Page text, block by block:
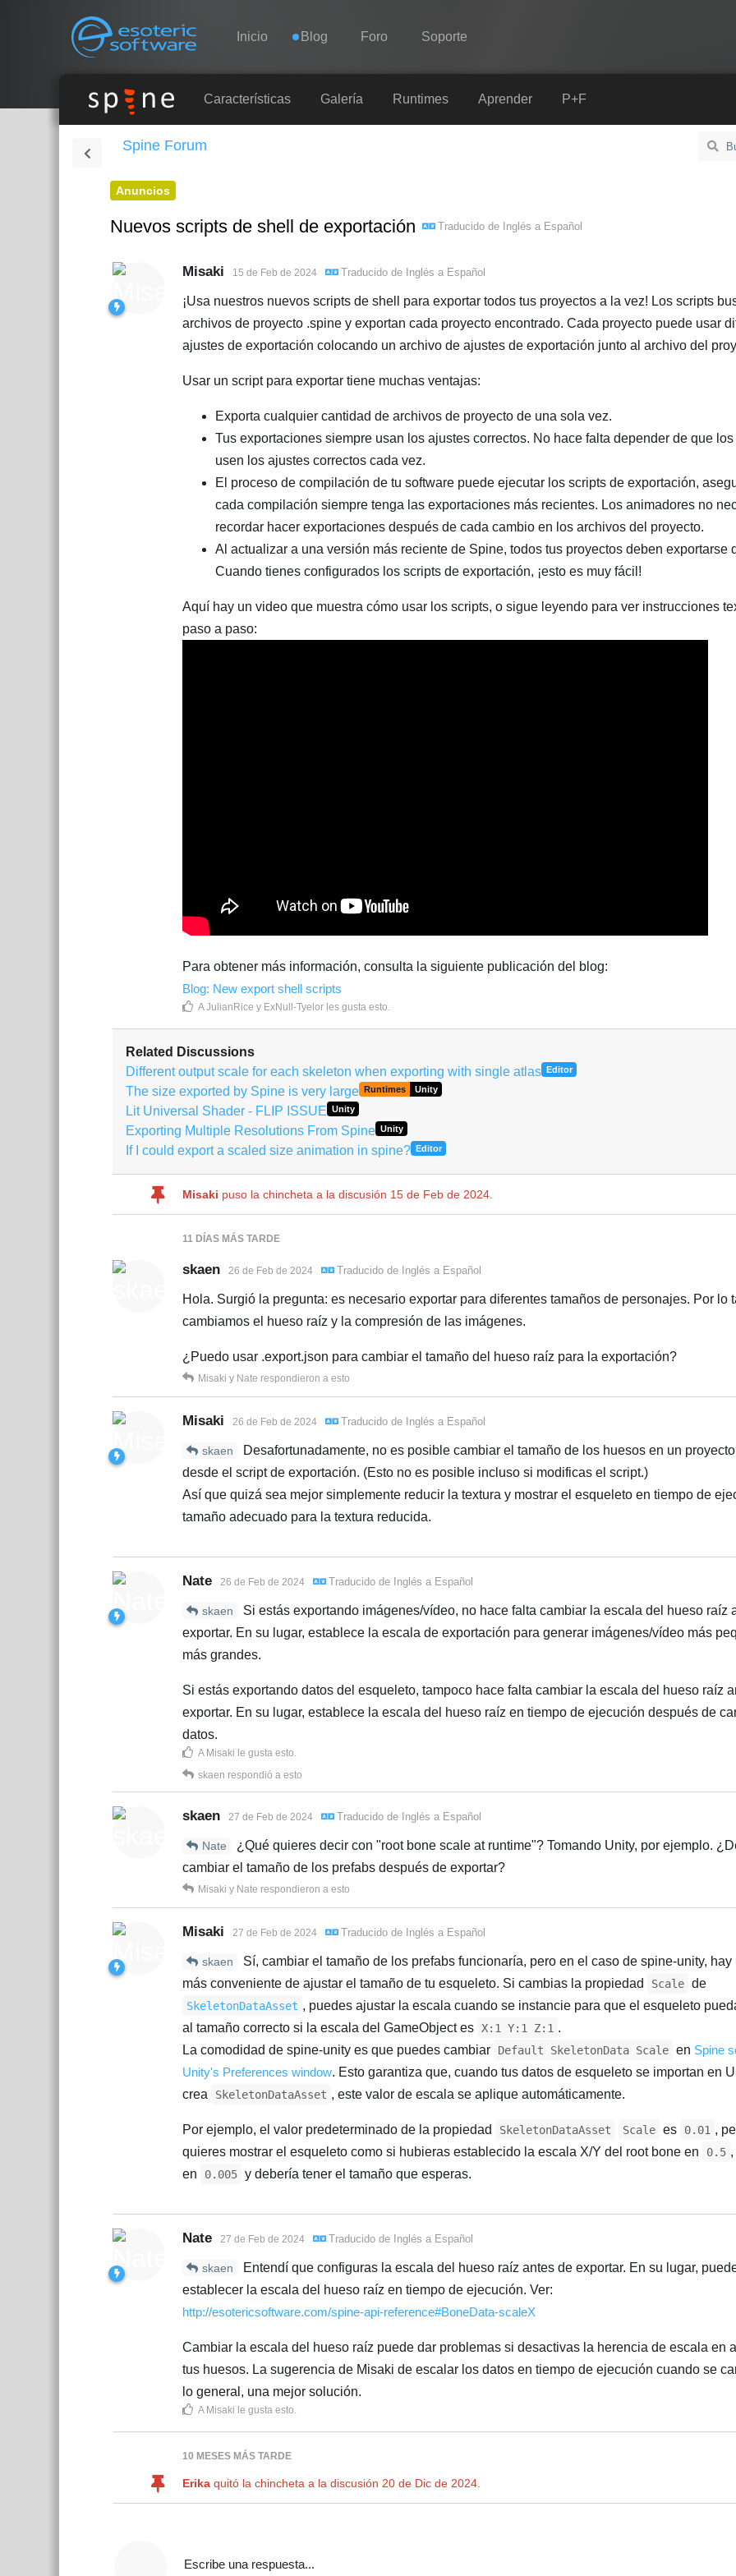
Esoteric Software
Navigation Inicio Blog Foro Soporte
Spine
Aprender
P+F
Probar ahora
Comprar
Características Galería Runtimes Aprender P+F
Spine Forum
Anuncios
Nuevos scripts de shell de exportación Traducido de Inglés a Español
Misaki 15 de Feb de 2024 Traducido de Inglés a Español
¡Usa nuestros nuevos scripts de shell para exportar todos tus proyectos a la vez! Los scripts
archivos de proyecto .spine y exportan cada proyecto encontrado. Cada proyecto puede usar
ajustes de exportación colocando un archivo de ajustes de exportación junto al archivo del
Usar un script para exportar tiene muchas ventajas:
Exporta cualquier cantidad de archivos de proyecto de una sola vez.
Tus exportaciones siempre usan los ajustes correctos. No hace falta depender de que
usen los ajustes correctos cada vez.
El proceso de compilación de tu software puede ejecutar los scripts de exportación,
cada compilación siempre tenga las exportaciones más recientes. Los animadores no
recordar hacer exportaciones después de cada cambio en los archivos del proyecto.
Al actualizar a una versión más reciente de Spine, todos tus proyectos deben exportarse
Cuando tienes configurados los scripts de exportación, ¡esto es muy fácil!
Aquí hay un video que muestra cómo usar los scripts, o sigue leyendo para ver instrucciones
paso a paso:
Para obtener más información, consulta la siguiente publicación del blog:
Blog: New export shell scripts
AJulianRice y ExNull-Tyelor les gusta esto.
Related Discussions
Different output scale for each skeleton when exporting with single atlas Editor
The size exported by Spine is very large Runtimes Unity
Lit Universal Shader - FLIP ISSUE Unity
Exporting Multiple Resolutions From Spine Unity
If I could export a scaled size animation in spine? Editor
Misaki puso la chincheta a la discusión 15 de Feb de 2024
11 DÍAS MÁS TARDE
skaen 26 de Feb de 2024 Traducido de Inglés a Español
Hola. Surgió la pregunta: es necesario exportar para diferentes tamaños de personajes. Por lo
cambiamos el hueso raíz y la compresión de las imágenes.
¿Puedo usar .export.json para cambiar el tamaño del hueso raíz para la exportación?
Misaki y Nate respondieron a esto
Misaki 26 de Feb de 2024 Traducido de Inglés a Español
skaen
Desafortunadamente, no es posible cambiar el tamaño de los huesos en un
desde el script de exportación. (Esto no es posible incluso si modificas el script.)
Así que quizá sea mejor simplemente reducir la textura y mostrar el esqueleto en tiempo de
tamaño adecuado para la textura reducida.
Nate 26 de Feb de 2024 Traducido de Inglés a Español
skaen
Si estás exportando imágenes/vídeo, no hace falta cambiar la escala del hueso raíz
exportar. En su lugar, establece la escala de exportación para generar imágenes/vídeo más
más grandes.
Si estás exportando datos del esqueleto, tampoco hace falta cambiar la escala del hueso raíz
exportar. En su lugar, establece la escala del hueso raíz en tiempo de ejecución después de
datos.
A Misaki le gusta esto.
skaen respondió a esto
skaen 27 de Feb de 2024 Traducido de Inglés a Español
Nate
¿Qué quieres decir con "root bone scale at runtime"? Tomando Unity, por ejemplo.
cambiar el tamaño de los prefabs después de exportar?
Misaki y Nate respondieron a esto
Misaki 27 de Feb de 2024 Traducido de Inglés a Español
skaen
Sí, cambiar el tamaño de los prefabs funcionaría, pero en el caso de spine-unity, hay
más conveniente de ajustar el tamaño de tu esqueleto. Si cambias la propiedad
Scale de
SkeletonDataAsset , puedes ajustar la escala cuando se instancie para que el esqueleto
al tamaño correcto si la escala del GameObject es
X:1 Y:1 Z:1 .
La comodidad de spine-unity es que puedes cambiar
Default SkeletonData Scale en Spine
Unity's Preferences window. Esto garantiza que, cuando tus datos de esqueleto se importan en
crea
SkeletonDataAsset , este valor de escala se aplique automáticamente.
Por ejemplo, el valor predeterminado de la propiedad SkeletonDataAsset Scale es 0.01 ,
quieres mostrar el esqueleto como si hubieras establecido la escala X/Y del root bone en
0.5
en
0.005 y debería tener el tamaño que esperas.
Nate 27 de Feb de 2024 Traducido de Inglés a Español
skaen
Entendí que configuras la escala del hueso raíz antes de exportar. En su lugar,
establecer la escala del hueso raíz en tiempo de ejecución. Ver:
http://esotericsoftware.com/spine-api-reference#BoneData-scaleX
Cambiar la escala del hueso raíz puede dar problemas si desactivas la herencia de escala en
tus huesos. La sugerencia de Misaki de escalar los datos en tiempo de ejecución cuando se
lo general, una mejor solución.
A Misaki le gusta esto.
10 MESES MÁS TARDE
Erika quitó la chincheta a la discusión 20 de Dic de 2024
Escribe una respuesta...